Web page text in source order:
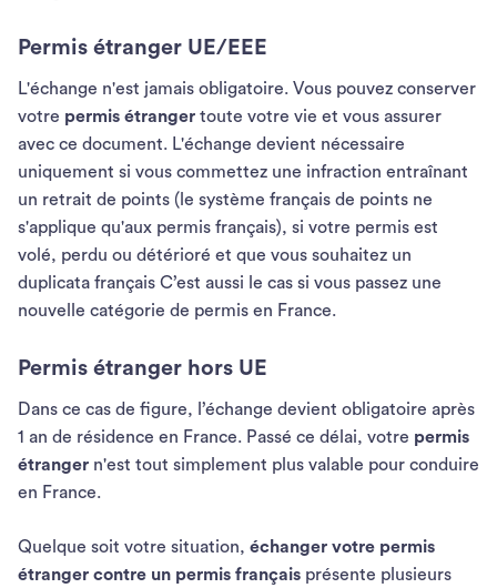
Permis étranger UE/EEE
L'échange n'est jamais obligatoire. Vous pouvez conserver
votre permis étranger toute votre vie et vous assurer
avec ce document. L'échange devient nécessaire
uniquement si vous commettez une infraction entraînant
un retrait de points (le système français de points ne
s'applique qu'aux permis français), si votre permis est
volé, perdu ou détérioré et que vous souhaitez un
duplicata français C’est aussi le cas si vous passez une
nouvelle catégorie de permis en France.
Permis étranger hors UE
Dans ce cas de figure, l’échange devient obligatoire après
1 an de résidence en France. Passé ce délai, votre permis
étranger n'est tout simplement plus valable pour conduire
en France.
Quelque soit votre situation, échanger votre permis
étranger contre un permis français présente plusieurs